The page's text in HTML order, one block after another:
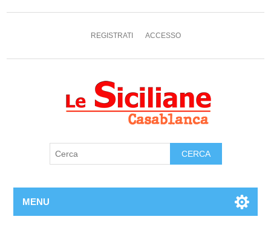
REGISTRATI ACCESSO
MENU